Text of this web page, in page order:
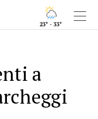
23° - 33°
a